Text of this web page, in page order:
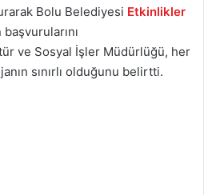
Bolu Belediyesi Etkinlikler
ve Sosyal İşler Müdürlüğü, her
sınırlı olduğunu belirtti.